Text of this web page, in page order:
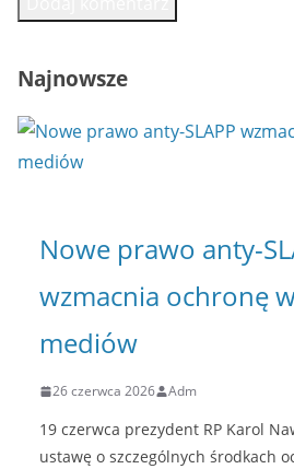
Najnowsze
Nowe prawo anty-
wzmacnia ochronę
mediów
26 czerwca 2026 Adm
19 czerwca prezydent RP Karol
ustawę o szczególnych środkach